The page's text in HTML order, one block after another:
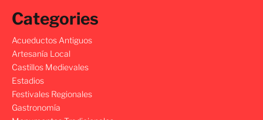
Categories
Acueductos Antiguos
Artesanía Local
Castillos Medievales
Estadios
Festivales Regionales
Gastronomía